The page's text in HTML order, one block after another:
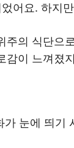
어요. 하지
주의 식단으
감이 느껴졌
눈에 띄기